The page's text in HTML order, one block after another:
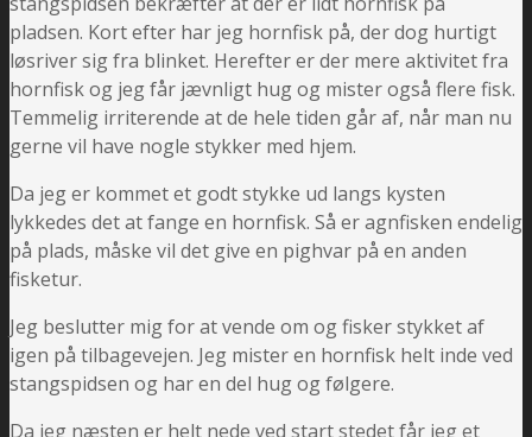
pladsen. Kort efter har jeg hornfisk på, der dog hurtigt
løsriver sig fra blinket. Herefter er der mere aktivitet fra
hornfisk og jeg får jævnligt hug og mister også flere fisk.
Temmelig irriterende at de hele tiden går af, når man nu
gerne vil have nogle stykker med hjem.
Da jeg er kommet et godt stykke ud langs kysten
lykkedes det at fange en hornfisk. Så er agnfisken endelig
på plads, måske vil det give en pighvar på en anden
fisketur.
Jeg beslutter mig for at vende om og fisker stykket af
igen på tilbagevejen. Jeg mister en hornfisk helt inde ved
stangspidsen og har en del hug og følgere.
Da jeg næsten er helt nede ved start stedet får jeg et